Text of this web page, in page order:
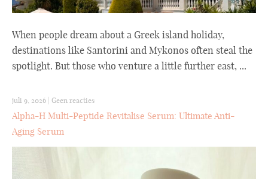
When people dream about a Greek island holiday,
destinations like Santorini and Mykonos often steal the
spotlight. But those who venture a little further east, ...
juli 9, 2026 Geen reacties
Alpha-H Multi-Peptide Revitalise Serum: Ultimate Anti-
Aging Serum